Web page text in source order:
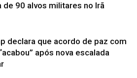
de 90 alvos militares no Irã
declara que acordo de paz com
após nova escalada